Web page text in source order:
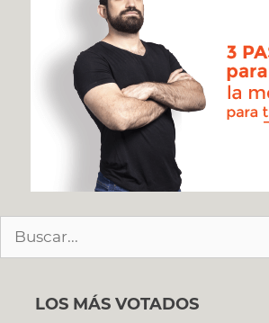
LOS MÁS VOTADOS